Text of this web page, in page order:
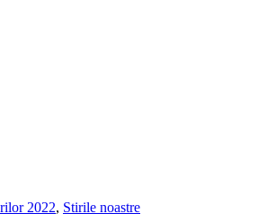
2022, Stirile noastre